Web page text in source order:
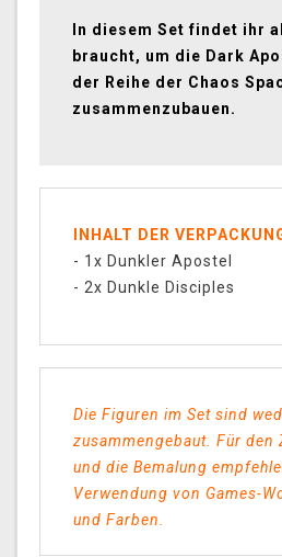
In diesem Set findet ihr
braucht, um die Dark
der Reihe der Chaos
zusammenzubauen.
INHALT DER
- 1x Dunkler Apostel
- 2x Dunkle Disciples
Die Figuren im Set sind
zusammengebaut. Für den
und die Bemalung
Verwendung von Games-
und Farben.